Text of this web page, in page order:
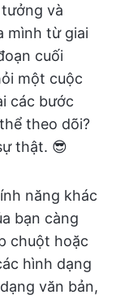
và
mình từ giai
cuối
một cuộc
các bước
theo dõi?
thật. 😎
năng khác
bạn càng
chuột hoặc
hình dạng
văn bản,